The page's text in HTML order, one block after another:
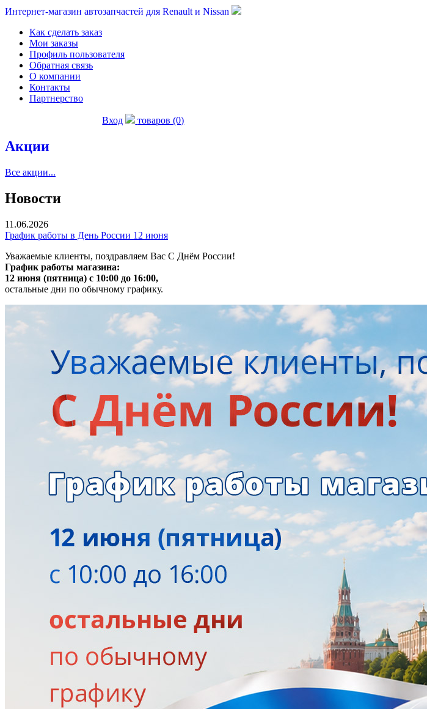
Интернет-магазин автозапчастей для Renault и Nissan
Как сделать заказ
Мои заказы
Профиль пользователя
Обратная связь
О компании
Контакты
Партнерство
Вход товаров (0)
Акции
Все акции...
Новости
11.06.2026
График работы в День России 12 июня
Уважаемые клиенты, поздравляем Вас С Днём России!
График работы магазина:
12 июня (пятница) с 10:00 до 16:00,
остальные дни по обычному графику.